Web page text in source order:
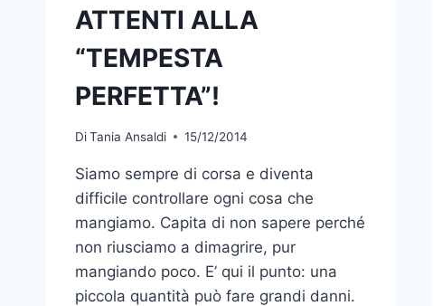
ATTENTI ALLA
“TEMPESTA
PERFETTA”!
DiTania Ansaldi 15/12/2014
Siamo sempre di corsa e diventa
difficile controllare ogni cosa che
mangiamo. Capita di non sapere perché
non riusciamo a dimagrire, pur
mangiando poco. E’ qui il punto: una
piccola quantità può fare grandi danni.